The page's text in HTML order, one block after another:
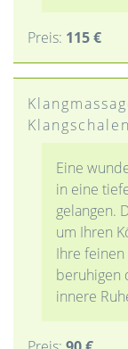
Preis: 115 €
Klangschalen
Eine
in eine
gelangen.
um Ihren
Ihre feinen
beruhigen
innere